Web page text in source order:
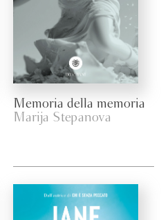
Memoria della memoria
Marija Stepanova